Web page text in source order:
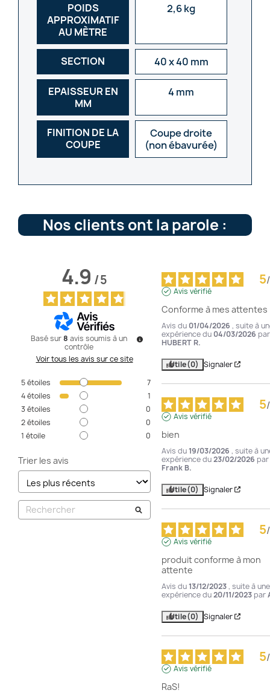
POIDS
APPROXIMATIF
AU MÈTRE
2,6 kg
SECTION 40 x 40 mm
EPAISSEUR EN
MM
4 mm
FINITION DE LA
COUPE
Coupe droite
(non ébavurée)
Nos clients ont la parole :
4.9/5
Basé sur8 avis soumis à un
contrôle
Voir tous les avis sur ce site
5étoiles
7
4étoiles
1
3 étoiles
0
2étoiles
0
1 étoile 0
Trier les avis
5/
Avis vérifié
Conforme à mes attentes
Avis du 01/04/2026 , suite à
expérience du 04/03/2026 par
HUBERT R.
Utile(0) Signaler
5/
Avis vérifié
bien
Avis du19/03/2026 , suite à
expérience du23/02/2026 par
Frank B.
Utile(0) Signaler
5/
Avis vérifié
produit conforme à mon
attente
Avis du13/12/2023, suite à une
expérience du20/11/2023 par
Utile(0) Signaler
5/
Avis vérifié
RaS!